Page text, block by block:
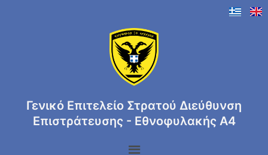
Γενικό Επιτελείο Στρατού Διεύθυνση
Επιστράτευσης - Εθνοφυλακής Α4
Menu